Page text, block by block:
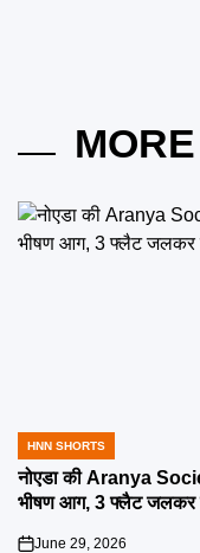
POSTED
IN
HNN SHORTS
नोएडा की Aranya
भीषण आग, 3 फ्लैट जलकर
June 29, 2026